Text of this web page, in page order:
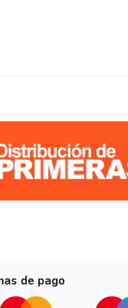
de pago